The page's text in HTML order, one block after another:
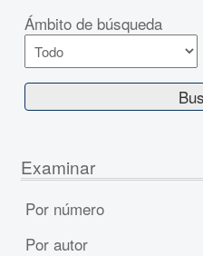
Ámbito de búsqueda
Examinar
Por número
Por autor